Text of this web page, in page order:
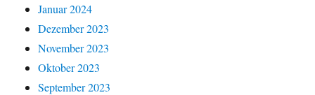
Januar 2024
Dezember 2023
November 2023
Oktober 2023
September 2023